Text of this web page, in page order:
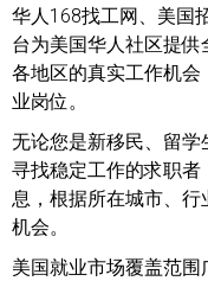
华人168找工网、美国
台为美国华人社区提
各地区的真实工作机
业岗位。
无论您是新移民、留
寻找稳定工作的求职
息，根据所在城市、
机会。
美国就业市场覆盖范